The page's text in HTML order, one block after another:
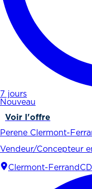
7 jours
Nouveau
Voir l'offre
Perene Clermont-
Vendeur/Concepteur
Clermont-Ferrand CDI